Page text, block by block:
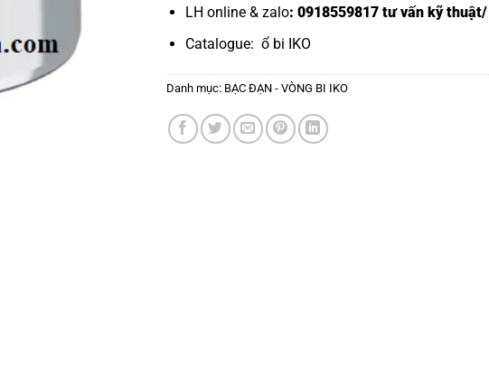
LH online & zalo: 0918559817 tư vấn kỹ thuật/
Catalogue: ổ bi IKO
Danh mục: BẠC ĐẠN - VÒNG BI IKO